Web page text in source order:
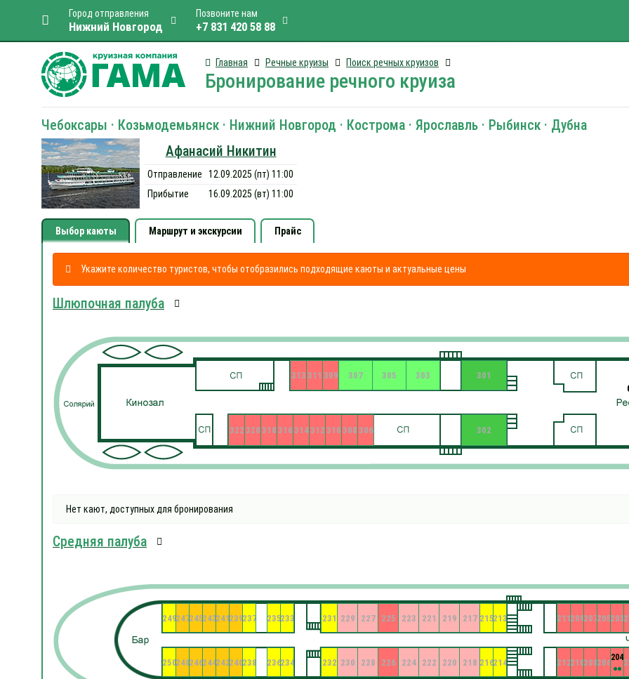
Город отправления
Нижний Новгород
Позвоните нам
+7 831 420 58 88
Главная Речные круизы Поиск речных круизов
Бронирование речного круиза
Чебоксары · Козьмодемьянск · Нижний Новгород · Кострома · Ярославль · Рыбинск · Дубна
Афанасий Никитин
Отправление
12.09.2025 (пт) 11:00
Прибытие
16.09.2025 (вт) 11:00
Выбор каюты Маршрут и экскурсии Прайс
Укажите количество туристов, чтобы отобразились подходящие каюты и актуальные цены
Шлюпочная палуба
301
302
303
305
306
307
308
309
310
311
312
313
314
316
318
320
322
Нет кают, доступных для бронирования
Средняя палуба
203
204
205
206
207
208
209
210
211
212
213
214
215
216
217
218
219
220
221
222
223
224
225
226
227
228
229
230
231
232
233
234
235
236
237
238
239
240
241
242
243
244
245
246
247
248
249
250